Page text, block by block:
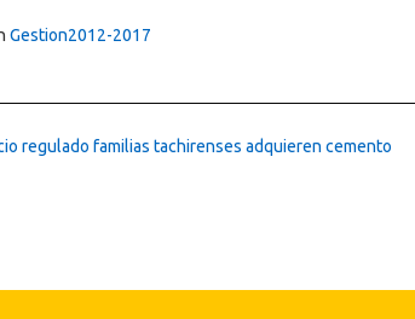
Gestion2012-2017
regulado familias tachirenses adquieren cemento